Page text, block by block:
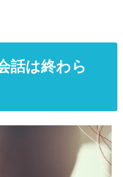
話は終わら